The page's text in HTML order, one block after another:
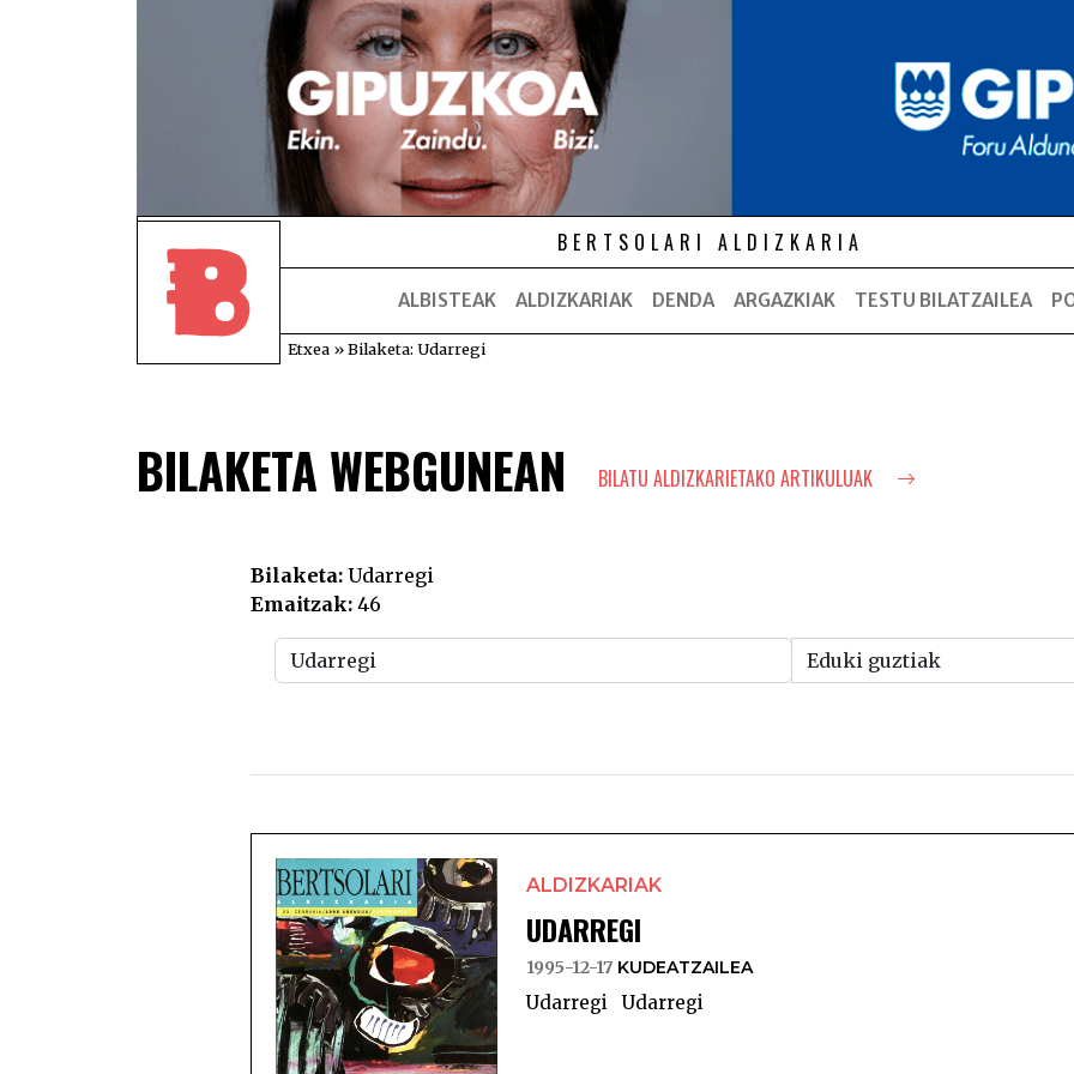
BERTSOLARI ALDIZKARIA
ALBISTEAK ALDIZKARIAK DENDA ARGAZKIAK TESTU BILATZAILEA
Etxea »Bilaketa: Udarregi
BILAKETA WEBGUNEAN BILATU ALDIZKARIETAKO ARTIKULUAK
Bilaketa: Udarregi
Emaitzak: 46
ALDIZKARIAK
UDARREGI
1995-12-17 KUDEATZAILEA
Udarregi Udarregi